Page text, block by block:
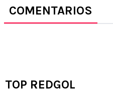
COMENTARIOS
TOP REDGOL